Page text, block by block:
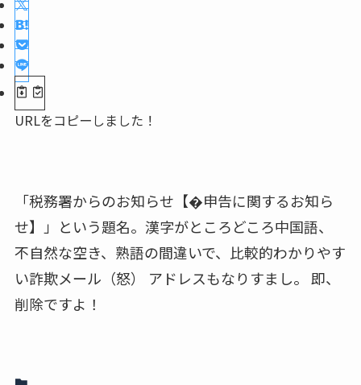
URLをコピーしました！
「税務署からのお知らせ【�申告に関するお知ら
せ】」という題名。漢字がところどころ中国語、
不自然な空き、熟語の間違いで、比較的わかりやす
い詐欺メール（怒） アドレスもなりすまし。 即、
削除ですよ！